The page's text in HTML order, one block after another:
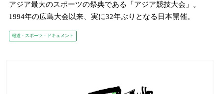
アジア最大のスポーツの祭典である「アジア競技大会」。
1994年の広島大会以来、実に32年ぶりとなる日本開催。
報道・スポーツ・ドキュメント